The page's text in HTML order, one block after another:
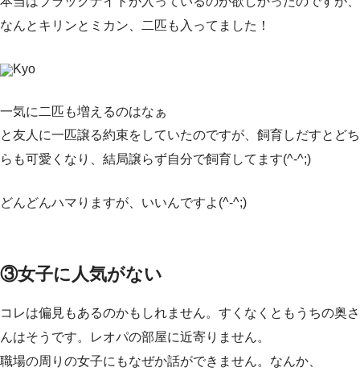
なんとキリンとミカン、二匹も入ってました！
Kyo
一気に二匹も増えるのはなぁ
と友人に一匹譲る約束をしていたのですが、飼育しだすとどち
らも可愛くなり、結局譲らず自分で飼育してます(^-^;)
どんどんハマりますが、いいんですよ(^-^;)
③女子に人気がない
コレは偏見もあるのかもしれません。すくなくともうちの奥さ
んはそうです。レオパの部屋に近寄りません。
職場の周りの女子にもなぜか話ができません。なんか、